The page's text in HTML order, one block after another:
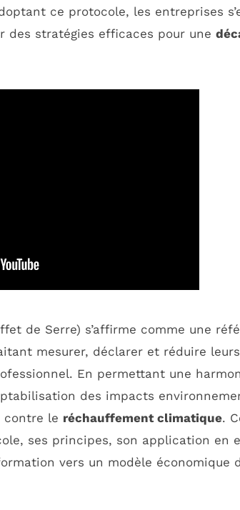
ce protocole, les entreprises
des stratégies efficaces pour une
de Serre) s’affirme comme une
mesurer, déclarer et réduire leurs
En permettant une
des impacts
contre le réchauffement climatique.
ses principes, son application en
vers un modèle économique